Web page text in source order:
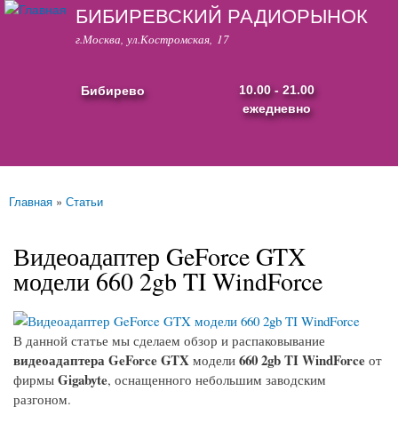
Перейти к
содержанию
БИБИРЕВСКИЙ РАДИОРЫНОК
г.Москва, ул.Костромская, 17
Бибирево
10.00 - 21.00
ежедневно
Вы здесь
Главная » Статьи
Видеоадаптер GeForce GTX
модели 660 2gb TI WindForce
В данной статье мы сделаем обзор и распаковывание
видеоадаптера GeForce GTX модели 660 2gb TI WindForce от
фирмы Gigabyte, оснащенного небольшим заводским
разгоном.